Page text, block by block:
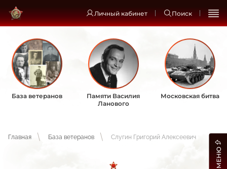
Личный кабинет Поиск
База ветеранов
Памяти Василия
Ланового
Московская битва
Главная База ветеранов Слугин Григорий Алексеевич
МЕНЮ